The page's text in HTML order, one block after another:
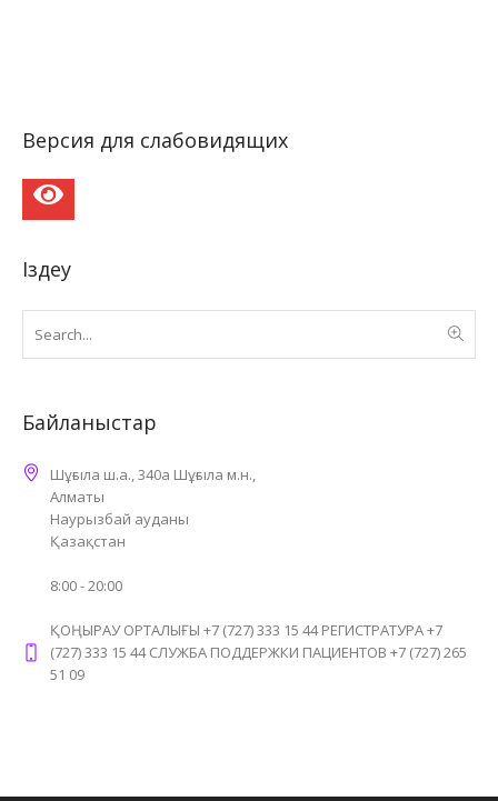
Версия для слабовидящих
Іздеу
Байланыстар
Шұғыла ш.а., 340а Шұғыла м.н.,
Алматы
Наурызбай ауданы
Қазақстан
8:00 - 20:00
ҚОҢЫРАУ ОРТАЛЫҒЫ +7 (727) 333 15 44 РЕГИСТРАТУРА +7
(727) 333 15 44 СЛУЖБА ПОДДЕРЖКИ ПАЦИЕНТОВ +7 (727) 265
51 09